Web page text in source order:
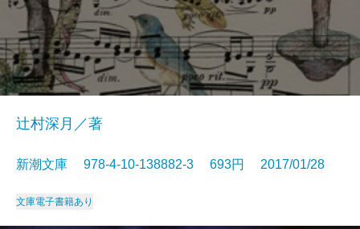
辻村深月／著
新潮文庫 978-4-10-138882-3 693円 2017/01/28
文庫電子書籍あり